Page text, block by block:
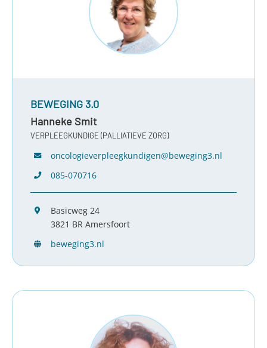
BEWEGING 3.0
Hanneke Smit
VERPLEEGKUNDIGE (PALLIATIEVE ZORG)
oncologieverpleegkundigen@beweging3.nl
085-070716
Basicweg 24
3821 BR Amersfoort
beweging3.nl